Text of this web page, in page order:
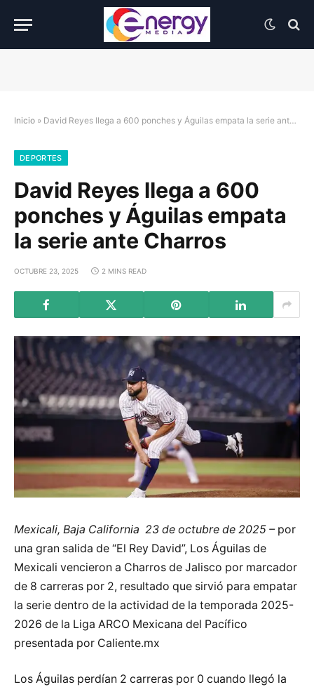
Inicio » David Reyes llega a 600 ponches y Águilas empata la serie ante Charros
DEPORTES
David Reyes llega a 600
ponches y Águilas empata
la serie ante Charros
OCTUBRE 23, 2025 2 MINS READ
Mexicali, Baja California 23 de octubre de 2025 – por
una gran salida de “El Rey David”, Los Águilas de
Mexicali vencieron a Charros de Jalisco por marcador
de 8 carreras por 2, resultado que sirvió para empatar
la serie dentro de la actividad de la temporada 2025-
2026 de la Liga ARCO Mexicana del Pacífico
presentada por Caliente.mx
Los Águilas perdían 2 carreras por 0 cuando llegó la